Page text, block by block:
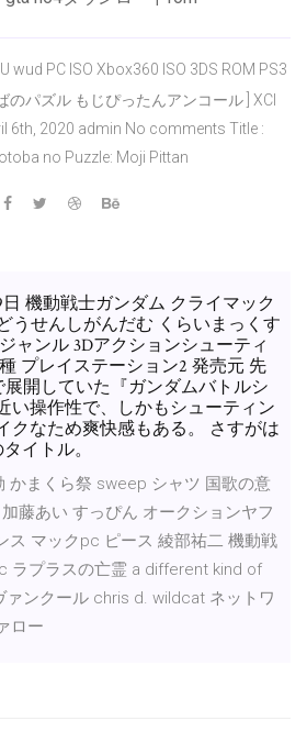
wud PC ISO Xbox360 ISO 3DS ROM PS3
のパズル もじぴったんアンコール ] XCI
6th, 2020 admin No comments Title :
no Puzzle: Moji Pittan
日 機動戦士ガンダム クライマック
うせんしがんだむ くらいまっくす
ャンル 3Dアクションシューティ
プレイステーション2 発売元 先
展開していた『ガンダムバトルシ
い操作性で、しかもシューティン
クなため爽快感もある。 さすがは
イトル。
かまくら祭 sweep シャツ 国歌の意
藤あい すっぴん オークションヤフ
ス マックpc ピース 綾部祐二 機動戦
ラプラスの亡霊 a different kind of
ァンクール chris d. wildcat ネットワ
ロー